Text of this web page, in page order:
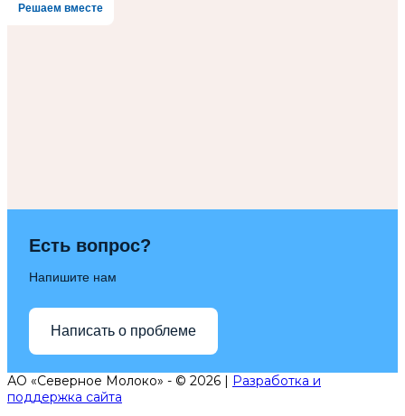
Решаем вместе
Есть вопрос?
Напишите нам
Написать о проблеме
АО «Северное Молоко» - © 2026 | Разработка и
поддержка сайта